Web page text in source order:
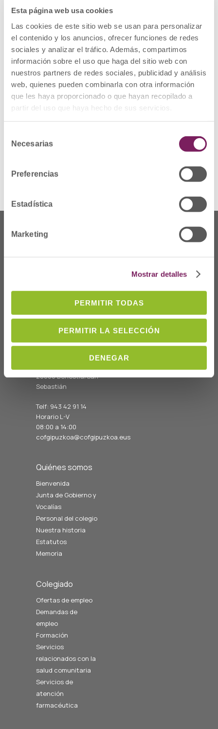
Esta página web usa cookies
Las cookies de este sitio web se usan para personalizar
el contenido y los anuncios, ofrecer funciones de redes
sociales y analizar el tráfico. Además, compartimos
información sobre el uso que haga del sitio web con
nuestros partners de redes sociales, publicidad y análisis
web, quienes pueden combinarla con otra información
que les haya proporcionado o que hayan recopilado a
partir del uso que haya hecho de sus servicios.
Necesarias
Preferencias
Estadística
Marketing
Mostrar detalles
PERMITIR TODAS
PERMITIR LA SELECCIÓN
DENEGAR
FECHA DE CADUCIDAD: 31/08/2024
DESCRIPCIÓN DEL DEFECTO: Cifras atípicas
de reacciones adversas de tipo
hipersensibilidad asociadas con el lote
madre empleado en la fabricación de este
lote de producto terminado.
MEDIDAS CAUTELARES ADOPTADAS:
Retirada del mercado de todas las unidades
distribuidas del lote afectado y devolución al
laboratorio por los cauces habituales.
Ver Alerta
S/D
Descargar
Dónde Estamos
20006 Donostia/San
Sebastián
Telf: 943 42 91 14
Horario L-V
08:00 a 14:00
cofgipuzkoa@cofgipuzkoa.eus
Quiénes somos
Bienvenida
Junta de Gobierno y
Vocalías
Personal del colegio
Nuestra historia
Estatutos
Memoria
Colegiado
Ofertas de empleo
Demandas de
empleo
Formación
Servicios
relacionados con la
salud comunitaria
Servicios de
atención
farmacéutica